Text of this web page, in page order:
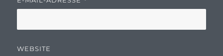
WEBSITE